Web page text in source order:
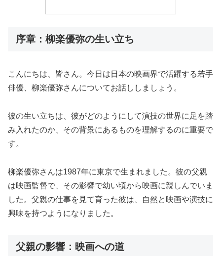
序章：柳楽優弥の生い立ち
こんにちは、皆さん。今日は日本の映画界で活躍する若手
俳優、柳楽優弥さんについてお話ししましょう。
彼の生い立ちは、彼がどのようにして演技の世界に足を踏
み入れたのか、その背景にあるものを理解するのに重要で
す。
柳楽優弥さんは1987年に東京で生まれました。彼の父親
は映画監督で、その影響で幼い頃から映画に親しんでいま
した。父親の仕事を見て育った彼は、自然と映画や演技に
興味を持つようになりました。
父親の影響：映画への道